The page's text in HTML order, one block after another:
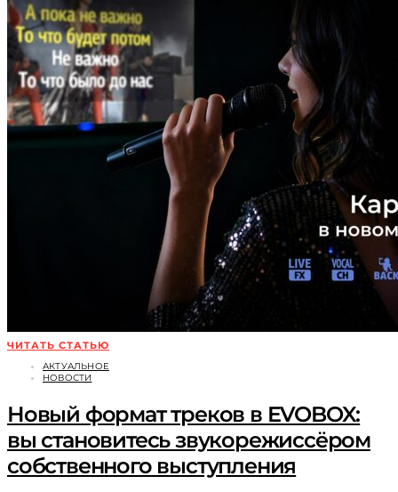
ЧИТАТЬ СТАТЬЮ
АКТУАЛЬНОЕ
НОВОСТИ
Новый формат треков в EVOBOX:
вы становитесь звукорежиссёром
собственного выступления